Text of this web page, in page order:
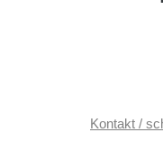
Steifheitsregelung,
Funkfernbedienung,
palubního počítače,
hands free, 360°
Stabilitätsprogramm
Kontakt /